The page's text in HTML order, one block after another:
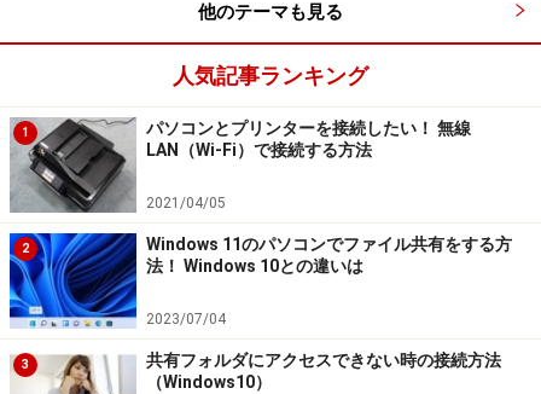
他のテーマも見る
人気記事ランキング
1
パソコンとプリンターを接続したい！ 無線
LAN（Wi-Fi）で接続する方法
2021/04/05
2
Windows 11のパソコンでファイル共有をする方
法！ Windows 10との違いは
2023/07/04
3
共有フォルダにアクセスできない時の接続方法
（Windows10）